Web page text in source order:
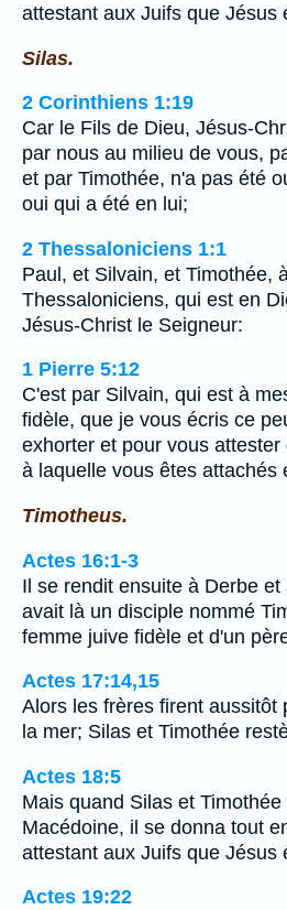
attestant aux Juifs que Jésus
Silas.
2 Corinthiens 1:19
Car le Fils de Dieu, Jésus-
par nous au milieu de vous,
et par Timothée, n'a pas été
oui qui a été en lui;
2 Thessaloniciens 1:1
Paul, et Silvain, et Timothée,
Thessaloniciens, qui est en
Jésus-Christ le Seigneur:
1 Pierre 5:12
C'est par Silvain, qui est à
fidèle, que je vous écris ce
exhorter et pour vous
à laquelle vous êtes attachés
Timotheus.
Actes 16:1-3
Il se rendit ensuite à Derbe
avait là un disciple nommé
femme juive fidèle et d'un
Actes 17:14,15
Alors les frères firent aussitôt
la mer; Silas et Timothée
Actes 18:5
Mais quand Silas et
Macédoine, il se donna tout
attestant aux Juifs que Jésus
Actes 19:22